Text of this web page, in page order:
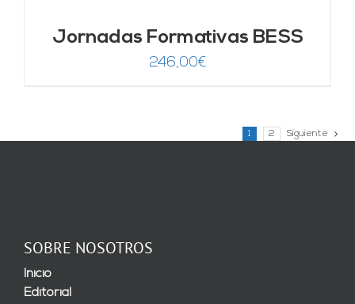
Jornadas Formativas BESS
246,00€
1 2 Siguiente
SOBRE NOSOTROS
Inicio
Editorial